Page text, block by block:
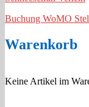
Buchung WoMO
Warenkorb
Keine Artikel im